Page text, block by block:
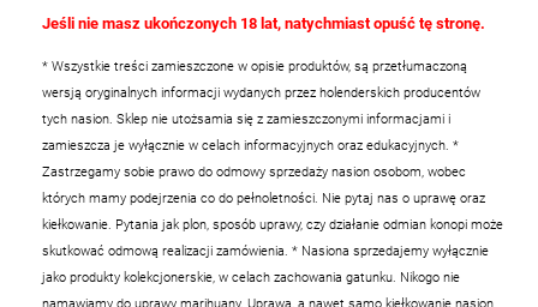
Jeśli nie masz ukończonych 18 lat, natychmiast opuść tę stronę.
* Wszystkie treści zamieszczone w opisie produktów, są przetłumaczoną
wersją oryginalnych informacji wydanych przez holenderskich producentów
tych nasion. Sklep nie utożsamia się z zamieszczonymi informacjami i
zamieszcza je wyłącznie w celach informacyjnych oraz edukacyjnych. *
Zastrzegamy sobie prawo do odmowy sprzedaży nasion osobom, wobec
których mamy podejrzenia co do pełnoletności. Nie pytaj nas o uprawę oraz
kiełkowanie. Pytania jak plon, sposób uprawy, czy działanie odmian konopi może
skutkować odmową realizacji zamówienia. * Nasiona sprzedajemy wyłącznie
jako produkty kolekcjonerskie, w celach zachowania gatunku. Nikogo nie
namawiamy do uprawy marihuany. Uprawa, a nawet samo kiełkowanie nasion